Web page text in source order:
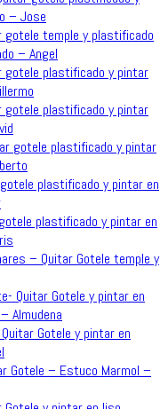
– Jose
gotele temple y plastificado
– Angel
gotele plastificado y pintar
gotele plastificado y pintar
gotele plastificado y pintar
plastificado y pintar en
plastificado y pintar en
– Quitar Gotele temple y
Quitar Gotele y pintar en
Almudena
Gotele y pintar en
Gotele – Estuco Marmol –